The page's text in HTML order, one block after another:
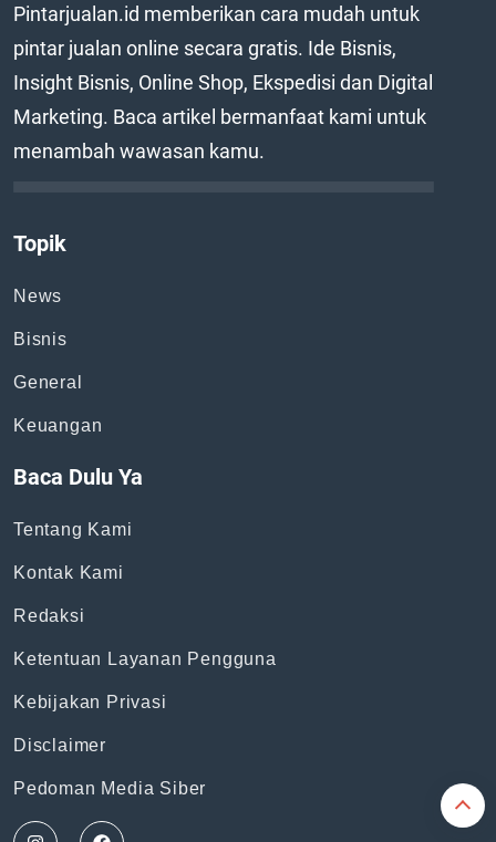
Pintarjualan.id memberikan cara mudah untuk
pintar jualan online secara gratis. Ide Bisnis,
Insight Bisnis, Online Shop, Ekspedisi dan Digital
Marketing. Baca artikel bermanfaat kami untuk
menambah wawasan kamu.
Topik
News
Bisnis
General
Keuangan
Baca Dulu Ya
Tentang Kami
Kontak Kami
Redaksi
Ketentuan Layanan Pengguna
Kebijakan Privasi
Disclaimer
Pedoman Media Siber